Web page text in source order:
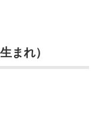
まれ）